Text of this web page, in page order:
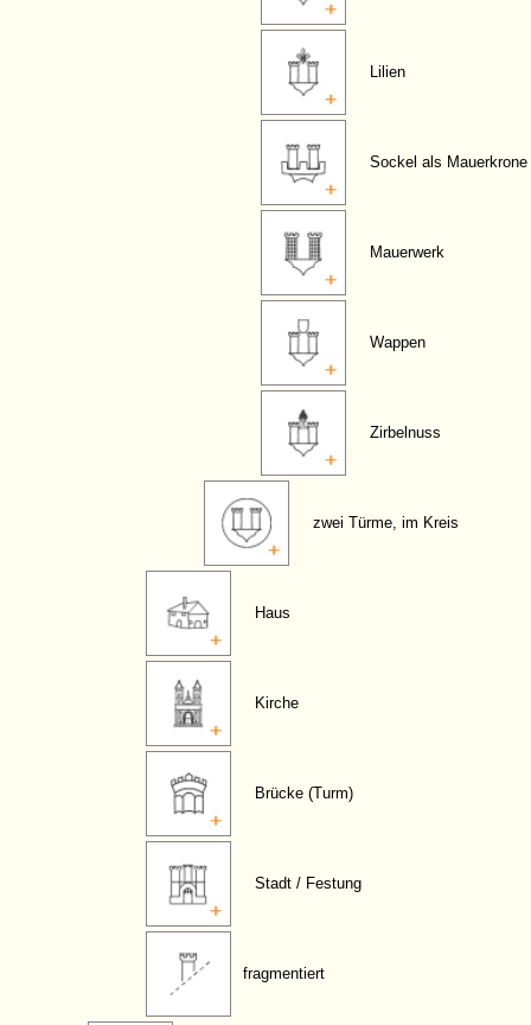
Lilien
Sockel als Mauerkrone
Mauerwerk
Wappen
Zirbelnuss
zwei Türme, im Kreis
Haus
Kirche
Brücke (Turm)
Stadt / Festung
fragmentiert